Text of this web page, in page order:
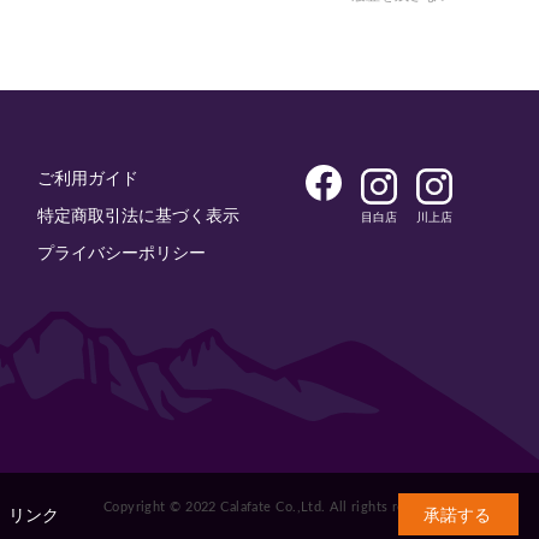
ご利用ガイド
特定商取引法に基づく表示
プライバシーポリシー
目白店 川上店
Copyright © 2022 Calafate Co.,Ltd. All rights reserved.
リンク 承諾する